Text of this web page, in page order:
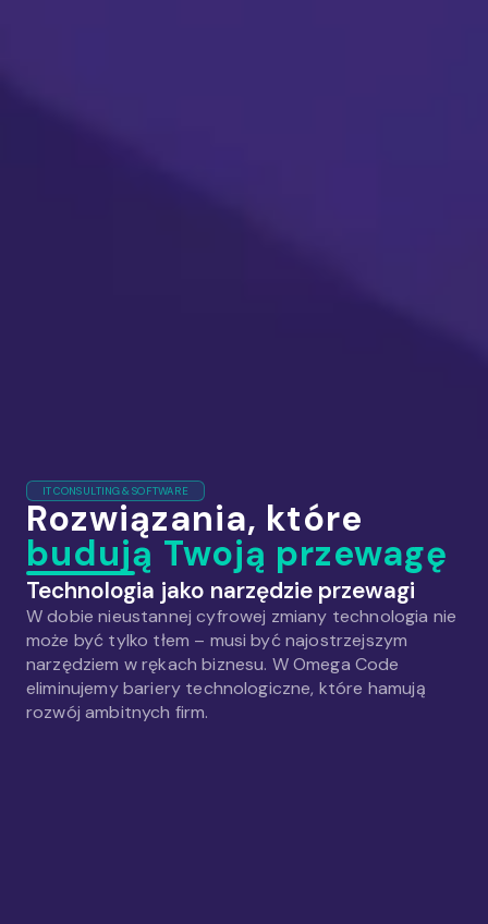
IT CONSULTING & SOFTWARE
Rozwiązania, które
budują Twoją przewagę
Technologia jako narzędzie przewagi
W dobie nieustannej cyfrowej zmiany technologia nie
może być tylko tłem – musi być najostrzejszym
narzędziem w rękach biznesu. W Omega Code
eliminujemy bariery technologiczne, które hamują
rozwój ambitnych firm.